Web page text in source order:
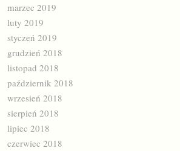
marzec 2019
luty 2019
styczeń 2019
grudzień 2018
listopad 2018
październik 2018
wrzesień 2018
sierpień 2018
lipiec 2018
czerwiec 2018